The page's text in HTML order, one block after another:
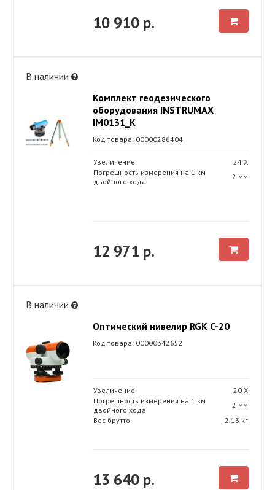
10 910 р.
В наличии
Комплект геодезического
оборудования INSTRUMAX
IM0131_K
Код товара: 00000286404
Увеличение
24 Х
Погрешность измерения на 1 км
двойного хода
2 мм
12 971 р.
В наличии
Оптический нивелир RGK C-20
Код товара: 00000342652
Увеличение
20 Х
Погрешность измерения на 1 км
двойного хода
2 мм
Вес брутто
2.13 кг
13 640 р.